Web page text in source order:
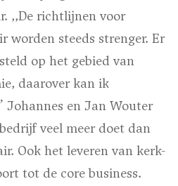
,,De richtlijnen voor
worden steeds strenger. Er
op het gebied van
daarover kan ik
Johannes en Jan Wouter
veel meer doet dan
Ook het leveren van kerk-
tot de core business.